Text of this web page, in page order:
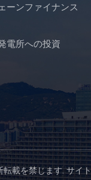
ーンファイナンス
電所への投資
転載を禁じます.サイ